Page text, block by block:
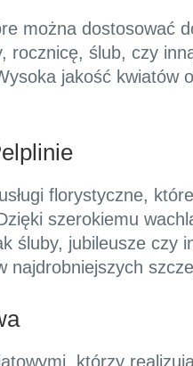
można dostosować
rocznicę, ślub, czy
jakość kwiatów
florystyczne,
szerokiemu
śluby, jubileusze czy
którzy